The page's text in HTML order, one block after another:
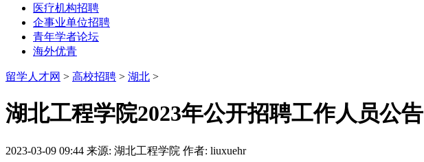
医疗机构招聘
企事业单位招聘
青年学者论坛
海外优青
留学人才网 > 高校招聘 > 湖北 >
湖北工程学院2023年公开招聘工作人员公告
2023-03-09 09:44 来源: 湖北工程学院 作者: liuxuehr